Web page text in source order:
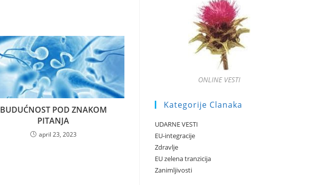
BUDUĆNOST POD ZNAKOM
PITANJA
april 23, 2023
ONLINE VESTI
Kategorije Clanaka
UDARNE VESTI
EU-integracije
Zdravlje
EU zelena tranzicija
Zanimljivosti